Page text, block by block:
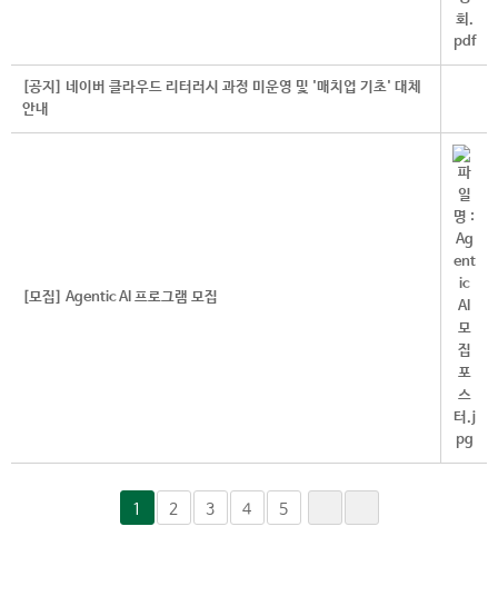
[공지] 네이버 클라우드 리터러시 과정 미운영 및 '매치업 기초' 대체
안내
[모집] Agentic AI 프로그램 모집
1 2 3 4 5